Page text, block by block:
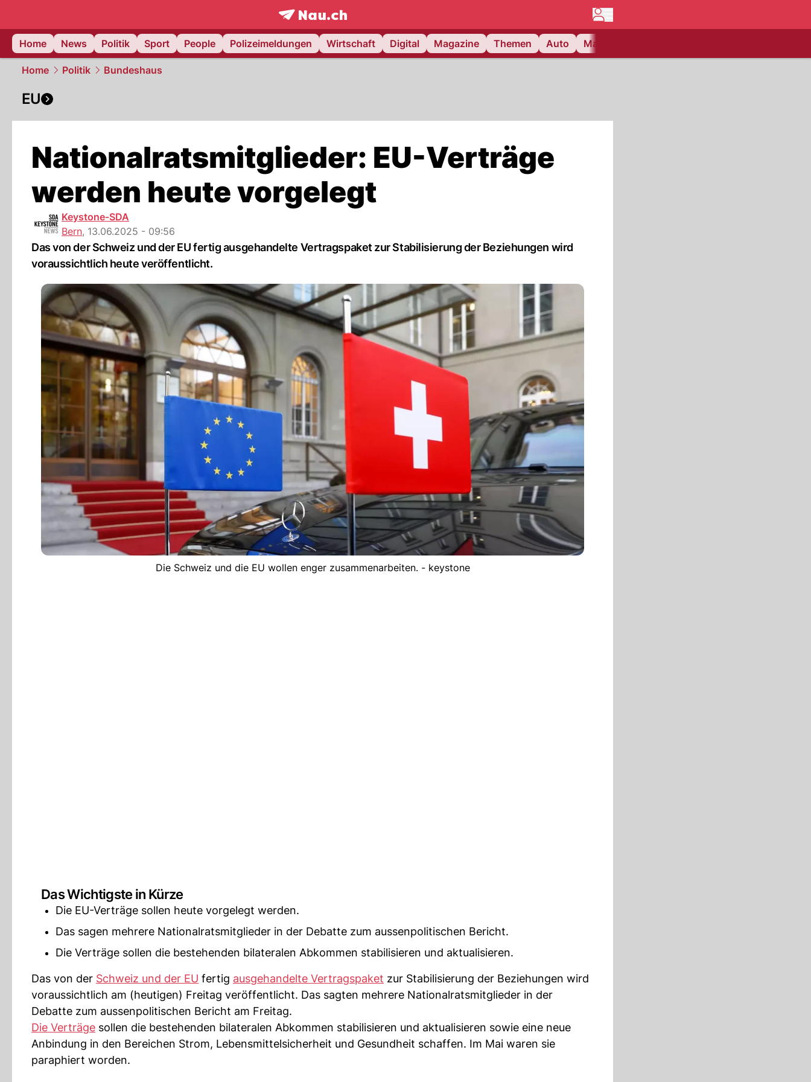
frontpage.NAU.ch
Home
News Politik Sport People Polizeimeldungen Wirtschaft Digital Magazine Themen Auto Matchcenter
Home Politik Bundeshaus
EU
Nationalratsmitglieder: EU-Verträge
werden heute vorgelegt
Keystone-SDA
Bern, 13.06.2025 - 09:56
Das von der Schweiz und der EU fertig ausgehandelte Vertragspaket zur Stabilisierung der Beziehungen wird
voraussichtlich heute veröffentlicht.
Die Schweiz und die EU wollen enger zusammenarbeiten. - keystone
Das Wichtigste in Kürze
Die EU-Verträge sollen heute vorgelegt werden.
Das sagen mehrere Nationalratsmitglieder in der Debatte zum aussenpolitischen Bericht.
Die Verträge sollen die bestehenden bilateralen Abkommen stabilisieren und aktualisieren.
Das von der Schweiz und der EU fertig ausgehandelte Vertragspaket zur Stabilisierung der Beziehungen wird
voraussichtlich am (heutigen) Freitag veröffentlicht. Das sagten mehrere Nationalratsmitglieder in der
Debatte zum aussenpolitischen Bericht am Freitag.
Die Verträge sollen die bestehenden bilateralen Abkommen stabilisieren und aktualisieren sowie eine neue
Anbindung in den Bereichen Strom, Lebensmittelsicherheit und Gesundheit schaffen. Im Mai waren sie
paraphiert worden.